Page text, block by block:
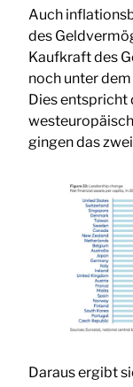
Auch
des
Kaufkraft des
noch unter
Dies entspricht
gingen das
Daraus ergibt